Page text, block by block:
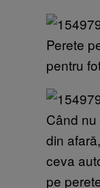
Perete
pentru
Când
din
ceva
pe